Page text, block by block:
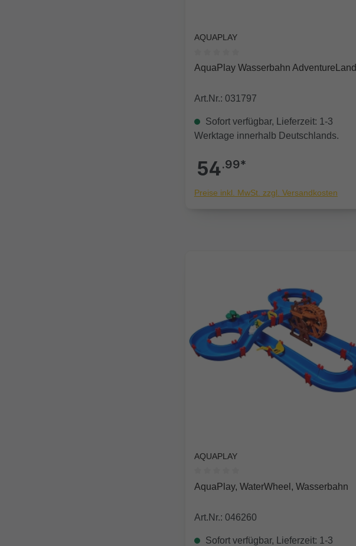
AQUAPLAY
Durchschnittliche Bewertung von 0
AquaPlay Wasserbahn AdventureLand
Art.Nr.: 031797
Sofort verfügbar, Lieferzeit: 1-3
Werktage innerhalb Deutschlands.
54.99*
Preise inkl. MwSt. zzgl. Versandkosten
AQUAPLAY
Durchschnittliche Bewertung von 0
AquaPlay, WaterWheel, Wasserbahn
Art.Nr.: 046260
Sofort verfügbar, Lieferzeit: 1-3